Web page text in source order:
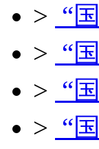
> “
> “
> “
> “